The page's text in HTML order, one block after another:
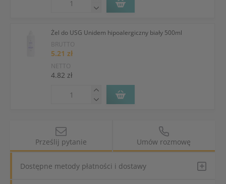
Żel do USG Unidem hipoalergiczny biały 500ml
BRUTTO
5.21 zł
NETTO
4.82 zł
Prześlij pytanie Umów rozmowę
Dostępne metody płatności i dostawy